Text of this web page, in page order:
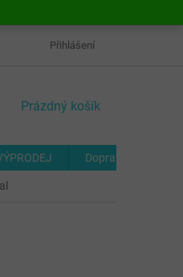
OD SMLOUVY
Přihlášení
NÁKUPNÍ
Prázdný košík
Doprava a platba